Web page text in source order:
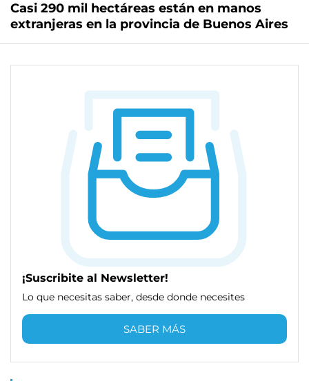
Casi 290 mil hectáreas están en manos
extranjeras en la provincia de Buenos Aires
¡Suscribite al Newsletter!
Lo que necesitas saber, desde donde necesites
SABER MÁS